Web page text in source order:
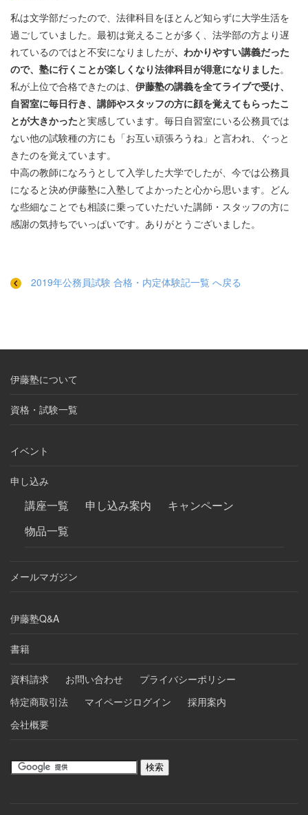
私は文学部だったので、法律科目をほとんど知らずに大学生活を
過ごしていました。最初は覚えることが多く、法学部の方より遅
れているのではと不安になりましたが、わかりやすい講義だった
ので、塾に行くことが楽しくなり法律科目が得意になりました。
私が上位で合格できたのは、 伊藤塾の講義を全てライブで受け、
自習室に毎日行き、講師やスタッフの方に顔を覚えてもらったこ
とが大きかったと実感しています。毎日自習室にいる公務員では
ない他の試験種の方にも「お互い頑張ろうね」と言われ、ぐっと
きたのを覚えています。
中高の教師になろうとして入学した大学でしたが、今では公務員
になると決め伊藤塾に入塾してよかったと心から思います。どん
な些細なことでも相談に乗っていただいた講師・スタッフの方に
感謝の気持ちでいっぱいです。ありがとうございました。
2019年公務員試験 合格・内定体験記一覧 へ戻る
伊藤塾について
資格・試験一覧
イベント
申し込み
講座一覧 申し込み案内
キャンペーン
物品一覧
メールマガジン
伊藤塾Q&A
書籍
資料請求 お問い合わせ
プライバシーポリシー
特定商取引法
マイページログイン
採用案内
会社概要